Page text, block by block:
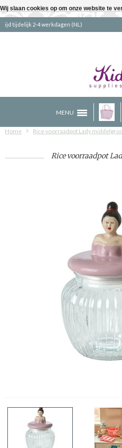
Gratis
MENU
Home Rice voorraadpot Lady
Rice voorraadpot
Wij slaan cookies op om onze website te